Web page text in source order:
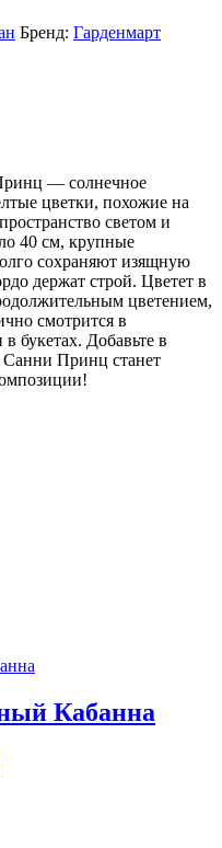
Бренд: Гарденмарт
— солнечное
цветки, похожие на
светом и
40 см, крупные
сохраняют изящную
держат строй. Цветет в
цветением,
смотрится в
букетах. Добавьте в
Принц станет
Кабанна